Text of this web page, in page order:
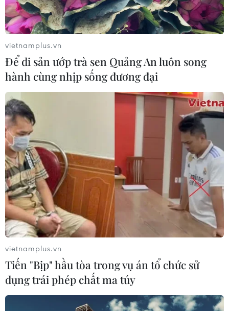
vietnamplus.vn
Để di sản ướp trà sen Quảng An luôn song
hành cùng nhịp sống đương đại
vietnamplus.vn
Tiến "Bịp" hầu tòa trong vụ án tổ chức sử
dụng trái phép chất ma túy